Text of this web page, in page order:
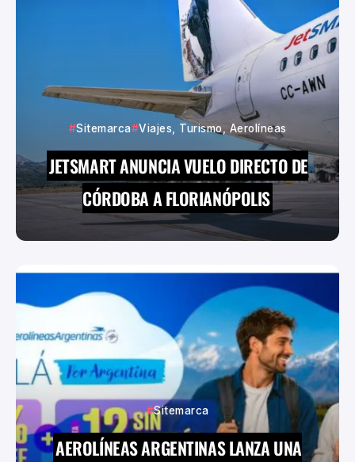
Sitemarca Viajes, Turismo, Aerolíneas
JETSMART ANUNCIA VUELO DIRECTO DE
CÓRDOBA A FLORIANÓPOLIS
Sitemarca
AEROLÍNEAS ARGENTINAS LANZA UNA